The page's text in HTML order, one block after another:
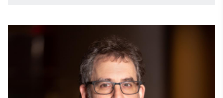
Ziemeļāfrikā esošo 18 valstu Stevie Awards programmu,
sniedzot dalībniekiem un mārketinga atbalstu balvām